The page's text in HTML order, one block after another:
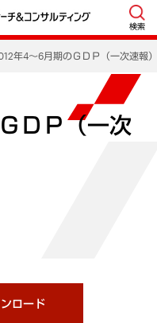
検索
年4～6月期のＧＤＰ（一次速報
ＤＰ（一次
ロード